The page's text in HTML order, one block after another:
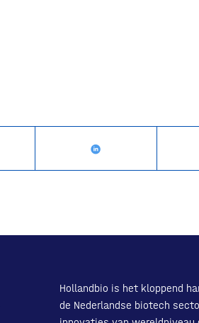
Hollandbio is het kloppend
de Nederlandse biotech